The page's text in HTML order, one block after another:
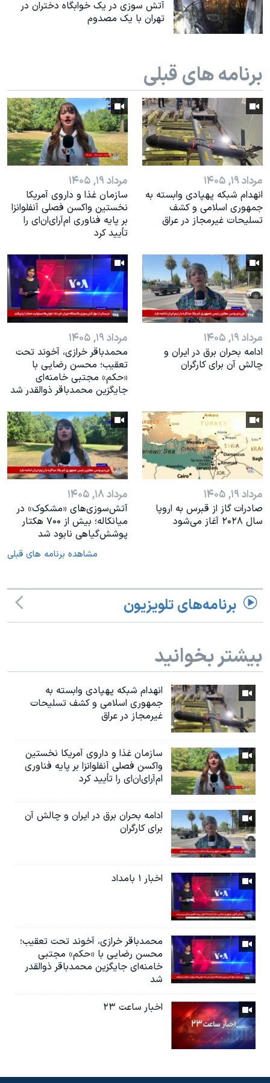
نرگس محمدی برنده جایزه نوبل صلح
صفحه‌های ویژه
سفر پرزیدنت ترامپ به چین
آتش سوزی در یک خوابگاه دختران در
تهران با یک مصدوم
برنامه های قبلی
مرداد ۱۹, ۱۴۰۵
انهدام شبکه پهپادی وابسته به
جمهوری اسلامی و کشف
تسلیحات غیرمجاز در عراق
مرداد ۱۹, ۱۴۰۵
سازمان غذا و داروی آمریکا
نخستین واکسن فصلی آنفلوانزا
بر پایه فناوری ام‌آر‌ای‌ان‌ای را
تأیید کرد
مرداد ۱۹, ۱۴۰۵
ادامه بحران برق در ایران و
چالش آن برای کارگران
مرداد ۱۹, ۱۴۰۵
محمدباقر خرازی، آخوند تحت
تعقیب؛ محسن رضایی با
«حکم» مجتبی خامنه‌ای
جایگزین محمدباقر ذوالقدر شد
مرداد ۱۹, ۱۴۰۵
صادرات گاز از قبرس به اروپا
سال ۲۰۲۸ آغاز می‌شود
مرداد ۱۸, ۱۴۰۵
آتش‌سوزی‌های «مشکوک» در
میانکاله؛ بیش از ۷۰۰ هکتار
پوشش‌گیاهی نابود شد
مشاهده برنامه های قبلی
برنامه‌های تلویزیون
بیشتر بخوانید
انهدام شبکه پهپادی وابسته به
جمهوری اسلامی و کشف تسلیحات
غیرمجاز در عراق
سازمان غذا و داروی آمریکا نخستین
واکسن فصلی آنفلوانزا بر پایه فناوری
ام‌آر‌ای‌ان‌ای را تأیید کرد
ادامه بحران برق در ایران و چالش آن
برای کارگران
اخبار ۱ بامداد
محمدباقر خرازی، آخوند تحت تعقیب؛
محسن رضایی با «حکم» مجتبی
خامنه‌ای جایگزین محمدباقر ذوالقدر
شد
اخبار ساعت ۲۳